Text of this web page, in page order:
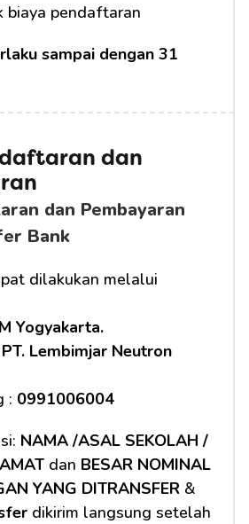
biaya pendaftaran
sampai dengan 31
dan
dan Pembayaran
Bank
dilakukan melalui
Yogyakarta.
PT. Lembimjar Neutron
: 0991006004
NAMA /ASAL SEKOLAH /
dan BESAR NOMINAL
YANG DITRANSFER
dikirim langsung setelah